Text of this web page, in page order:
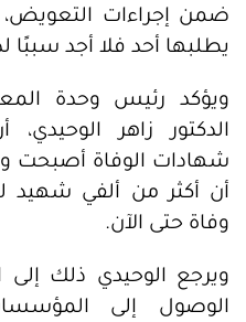
ضمن إجراءات التعويض،
يطلبها أحد فلا أجد سببًا
ويؤكد رئيس وحدة
الدكتور زاهر
شهادات الوفاة أصبحت
أن أكثر من ألفي
وفاة حتى الآن.
ويرجع الوحيدي ذلك إلى
الوصول إلى